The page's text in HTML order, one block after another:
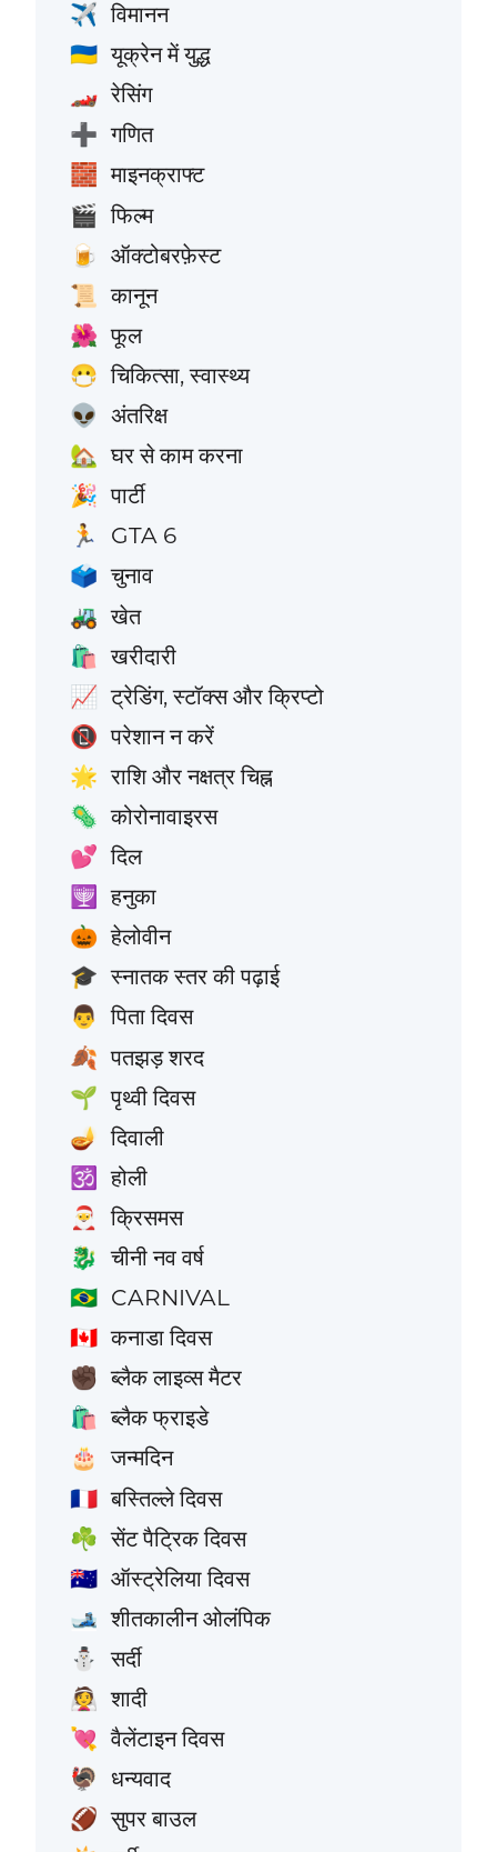
✈️ विमानन
🇺🇦 यूक्रेन में युद्ध
🏎️ रेसिंग
➕ गणित
🧱 माइनक्राफ्ट
🎬 फिल्म
🍺 ऑक्टोबरफ़ेस्ट
📜 कानून
🌺 फूल
😷 चिकित्सा, स्वास्थ्य
👽 अंतरिक्ष
🏡 घर से काम करना
🎉 पार्टी
🏃 GTA 6
🗳️ चुनाव
🚜 खेत
🛍️ खरीदारी
📈 ट्रेडिंग, स्टॉक्स और क्रिप्टो
📵 परेशान न करें
🌟 राशि और नक्षत्र चिह्न
🦠 कोरोनावाइरस
💕 दिल
🕎 हनुका
🎃 हेलोवीन
🎓 स्नातक स्तर की पढ़ाई
👨 पिता दिवस
🍂 पतझड़ शरद
🌱 पृथ्वी दिवस
🪔 दिवाली
🕉️ होली
🎅 क्रिसमस
🐉 चीनी नव वर्ष
🇧🇷 CARNIVAL
🇨🇦 कनाडा दिवस
✊🏿 ब्लैक लाइव्स मैटर
🛍️ ब्लैक फ्राइडे
🎂 जन्मदिन
🇫🇷 बस्तिल्ले दिवस
☘️ सेंट पैट्रिक दिवस
🇦🇺 ऑस्ट्रेलिया दिवस
🎿 शीतकालीन ओलंपिक
⛄ सर्दी
👰 शादी
💘 वैलेंटाइन दिवस
🦃 धन्यवाद
🏈 सुपर बाउल